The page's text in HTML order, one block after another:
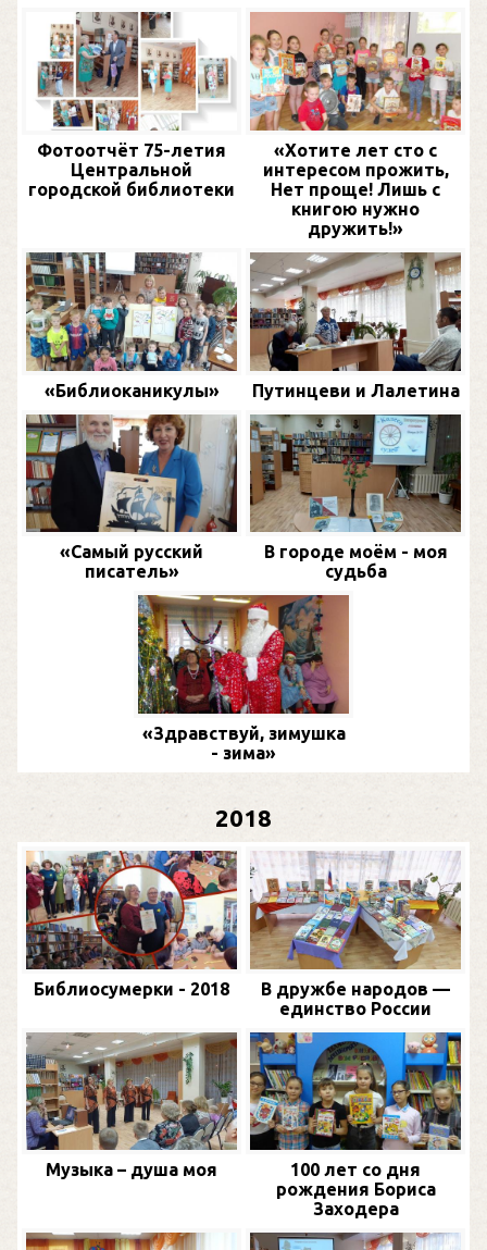
Фотоотчёт 75-летия
Центральной
городской библиотеки
«Хотите лет сто с
интересом прожить,
Нет проще! Лишь с
книгою нужно
дружить!»
«Библиоканикулы» Путинцеви и Лалетина
«Самый русский
писатель»
В городе моём - моя
судьба
«Здравствуй, зимушка
- зима»
2018
Библиосумерки - 2018
В дружбе народов —
единство России
Музыка – душа моя
100 лет со дня
рождения Бориса
Заходера